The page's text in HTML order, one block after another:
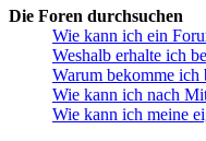
Die Foren durchsuchen
Wie kann ich ein
Weshalb erhalte ich
Warum bekomme ich
Wie kann ich nach
Wie kann ich meine